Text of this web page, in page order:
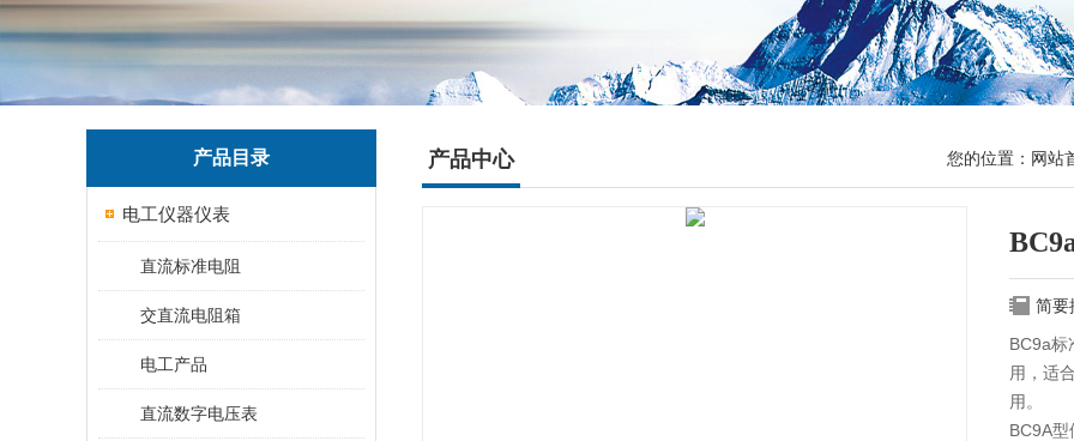
产品目录
电工仪器仪表
直流标准电阻
交直流电阻箱
电工产品
直流数字电压表
产品中心 您的位置： 网站
简要
BC9a标
用，适
用。
BC9A